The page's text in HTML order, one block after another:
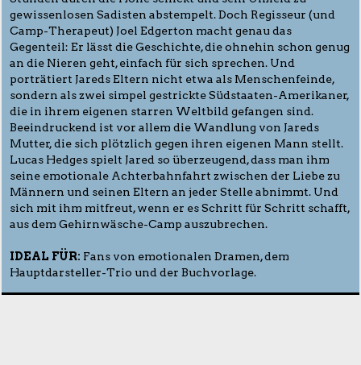
gewissenlosen Sadisten abstempelt. Doch Regisseur (und
Camp-Therapeut) Joel Edgerton macht genau das
Gegenteil: Er lässt die Geschichte, die ohnehin schon genug
an die Nieren geht, einfach für sich sprechen. Und
porträtiert Jareds Eltern nicht etwa als Menschenfeinde,
sondern als zwei simpel gestrickte Südstaaten-Amerikaner,
die in ihrem eigenen starren Weltbild gefangen sind.
Beeindruckend ist vor allem die Wandlung von Jareds
Mutter, die sich plötzlich gegen ihren eigenen Mann stellt.
Lucas Hedges spielt Jared so überzeugend, dass man ihm
seine emotionale Achterbahnfahrt zwischen der Liebe zu
Männern und seinen Eltern an jeder Stelle abnimmt. Und
sich mit ihm mitfreut, wenn er es Schritt für Schritt schafft,
aus dem Gehirnwäsche-Camp auszubrechen.
IDEAL FÜR: Fans von emotionalen Dramen, dem
Hauptdarsteller-Trio und der Buchvorlage.